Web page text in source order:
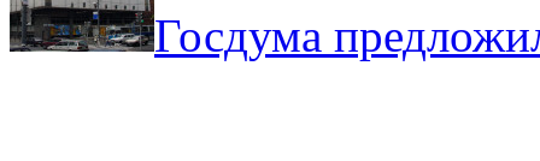
Госдума